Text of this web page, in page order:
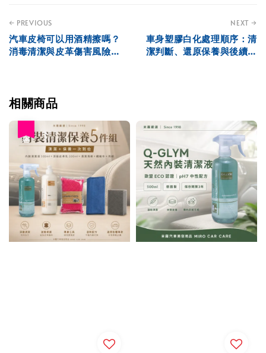
← PREVIOUS
汽車皮椅可以用酒精擦嗎？
消毒清潔與皮革傷害風險解
NEXT →
車身塑膠白化處理順序：清
潔判斷、還原保養與後續防
相關商品